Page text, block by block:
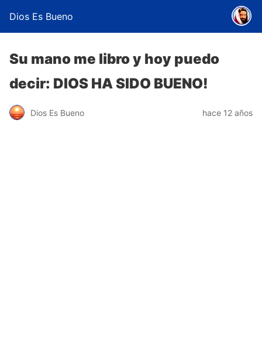
Dios Es Bueno
Su mano me libro y hoy puedo
decir: DIOS HA SIDO BUENO!
Dios Es Bueno hace 12 años